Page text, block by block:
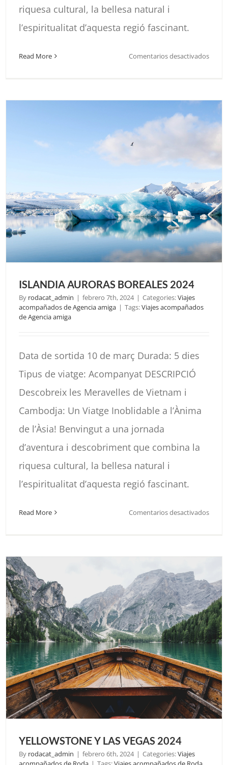
riquesa cultural, la bellesa natural i
l’espiritualitat d’aquesta regió fascinant.
Read More Comentarios desactivadosen
ISLANDIA AURORAS BOREALES 2024
By rodacat_admin | febrero 7th, 2024 | Categories:Viajes
acompañados de Agencia amiga | Tags:Viajes acompañados
de Agencia amiga
Data de sortida 10 de març Durada: 5 dies
Tipus de viatge: Acompanyat DESCRIPCIÓ
Descobreix les Meravelles de Vietnam i
Cambodja: Un Viatge Inoblidable a l’Ànima
de l’Àsia! Benvingut a una jornada
d’aventura i descobriment que combina la
riquesa cultural, la bellesa natural i
l’espiritualitat d’aquesta regió fascinant.
Read More Comentarios desactivadosen
YELLOWSTONE Y LAS VEGAS 2024
By rodacat_admin | febrero 6th, 2024 | Categories:Viajes